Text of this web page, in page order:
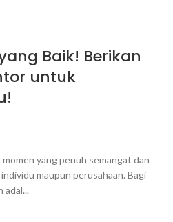
Baik! Berikan
untuk
yang penuh semangat dan
maupun perusahaan. Bagi
adal...